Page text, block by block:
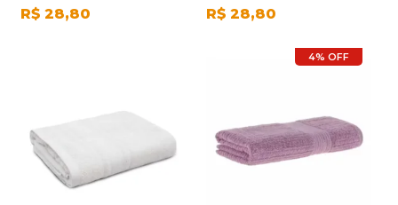
R$ 28,80 R$ 28,80
4% OFF